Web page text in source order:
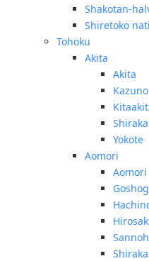
Shakotan-
Shiretoko
Tohoku
Akita
Akita
Kazuno
Yokote
Aomori
Aomori